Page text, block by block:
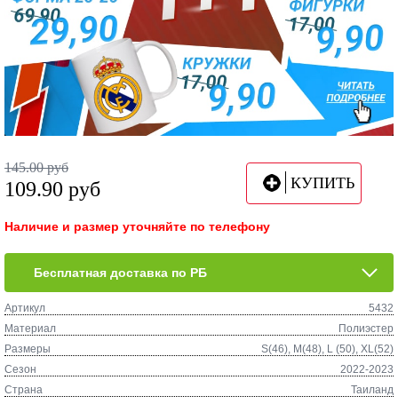
145.00 руб
109.90 руб КУПИТЬ
Наличие и размер уточняйте по телефону
Бесплатная доставка по РБ
Артикул
5432
Материал
Полиэстер
Размеры
S(46), M(48), L (50), XL(52)
Сезон
2022-2023
Страна
Таиланд